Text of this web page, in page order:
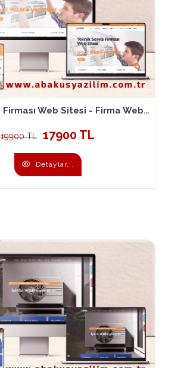
Teknik Servis Firması Web Sitesi - Firma Web Sitesi 096
19900 TL 17900 TL
Detaylar...